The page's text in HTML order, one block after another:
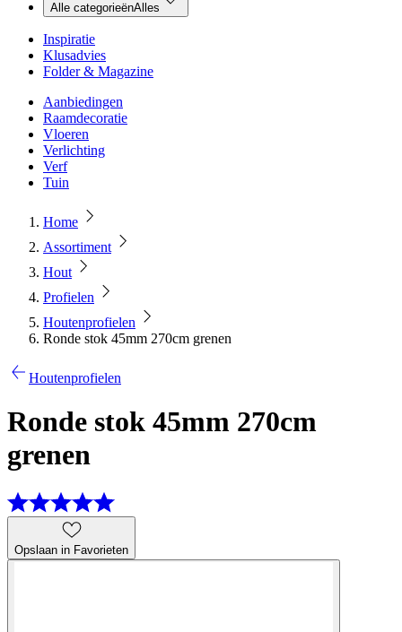
Alle categorieënAlles
Inspiratie
Klusadvies
Folder & Magazine
Aanbiedingen
Raamdecoratie
Vloeren
Verlichting
Verf
Tuin
Home
Assortiment
Hout
Profielen
Houtenprofielen
Ronde stok 45mm 270cm grenen
Houtenprofielen
Ronde stok 45mm 270cm
grenen
Opslaan in Favorieten